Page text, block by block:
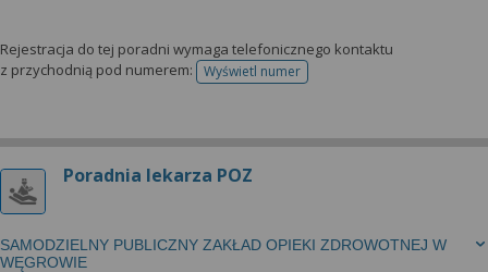
Rejestracja do tej poradni wymaga telefonicznego kontaktu
z przychodnią pod numerem:
Wyświetl numertelefonu do rejestracji
Poradnia lekarza POZ
SAMODZIELNY PUBLICZNY ZAKŁAD OPIEKI ZDROWOTNEJ W
WĘGROWIE